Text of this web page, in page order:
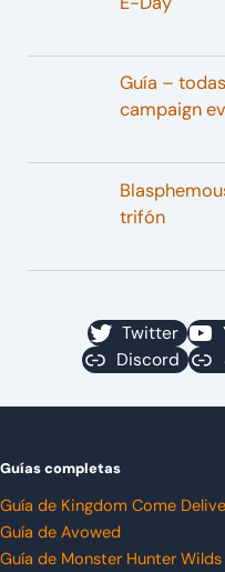
Guía –
campaign
trifón
Twitter
Discord
Guías completas
Guía de Kingdom Come
Guía de Avowed
Guía de Monster Hunter Wilds